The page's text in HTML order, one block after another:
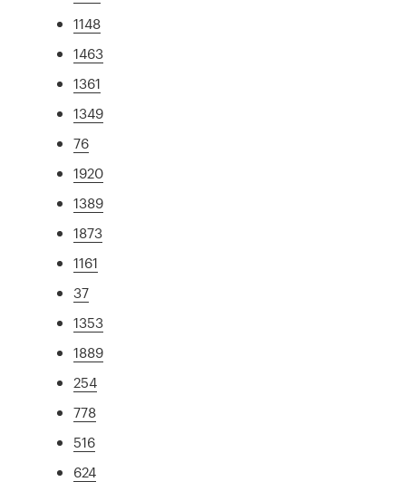
1148
1463
1361
1349
76
1920
1389
1873
1161
37
1353
1889
254
778
516
624